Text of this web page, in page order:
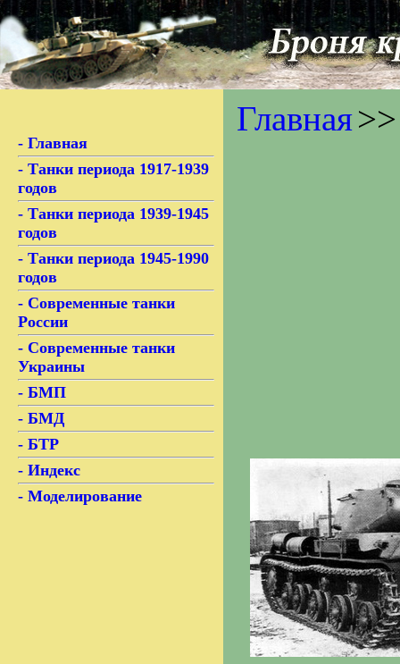
- Главная
- Танки периода 1917-1939
годов
- Танки периода 1939-1945
годов
- Танки периода 1945-1990
годов
- Современные танки
России
- Современные танки
Украины
- БМП
- БМД
- БТР
- Индекс
- Моделирование
Главная>>